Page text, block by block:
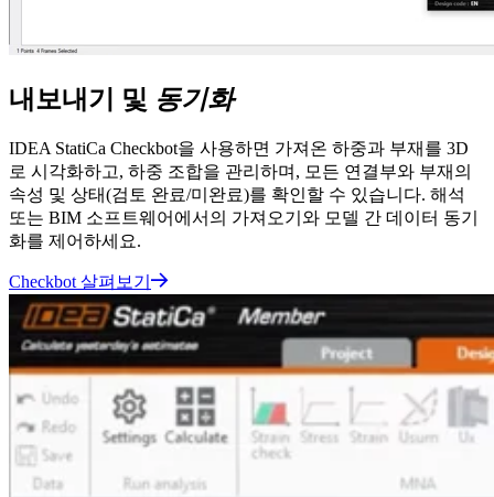
내보내기 및 동기화
IDEA StatiCa Checkbot을 사용하면 가져온 하중과 부재를 3D
로 시각화하고, 하중 조합을 관리하며, 모든 연결부와 부재의
속성 및 상태(검토 완료/미완료)를 확인할 수 있습니다. 해석
또는 BIM 소프트웨어에서의 가져오기와 모델 간 데이터 동기
화를 제어하세요.
Checkbot 살펴보기